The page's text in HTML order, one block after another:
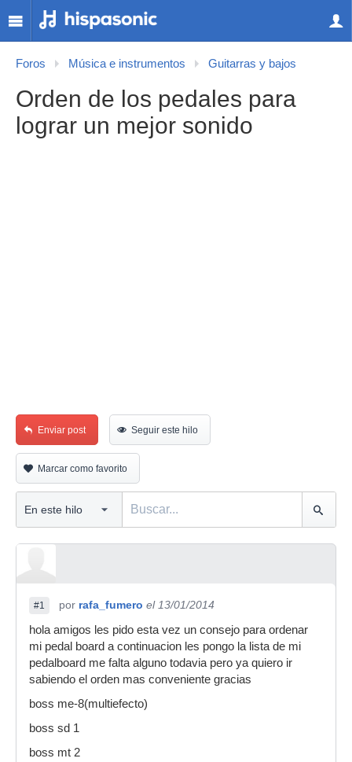
Foros Música e instrumentos Guitarras y bajos
Orden de los pedales para
lograr un mejor sonido
Enviar post Seguir este hilo
Marcar como favorito
#1 por rafa_fumero el 13/01/2014
hola amigos les pido esta vez un consejo para ordenar
mi pedal board a continuacion les pongo la lista de mi
pedalboard me falta alguno todavia pero ya quiero ir
sabiendo el orden mas conveniente gracias
boss me-8(multiefecto)
boss sd 1
boss mt 2